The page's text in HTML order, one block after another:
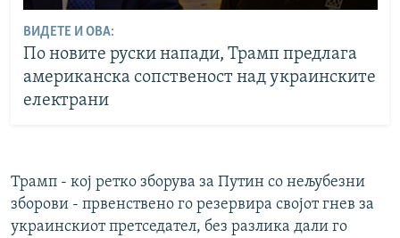
ВИДЕТЕ И ОВА:
По новите руски напади, Трамп предлага
американска сопственост над украинските
електрани
Трамп - кој ретко зборува за Путин со нељубезни
зборови - првенствено го резервира својот гнев за
украинскиот претседател, без разлика дали го